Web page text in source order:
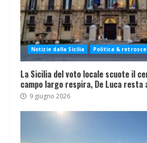
Notizie dalla Sicilia Politica &
La Sicilia del voto locale scuote il
campo largo respira, De Luca resta
9 giugno 2026